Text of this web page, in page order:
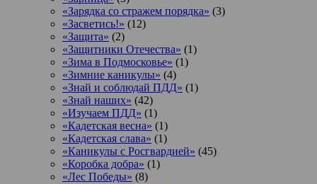
«Зарядка со стражем порядка» (3)
«Засветись!» (12)
«Защита» (2)
«Защитники Отечества» (1)
«Зима в Подмосковье» (1)
«Зимние каникулы» (4)
«Знай и соблюдай ПДД» (1)
«Знай наших» (42)
«Изучаем ПДД» (1)
«Кадетская весна» (1)
«Кадетская слава» (1)
«Каникулы с Росгвардией» (45)
«Коробка добра» (1)
«Лес Победы» (8)